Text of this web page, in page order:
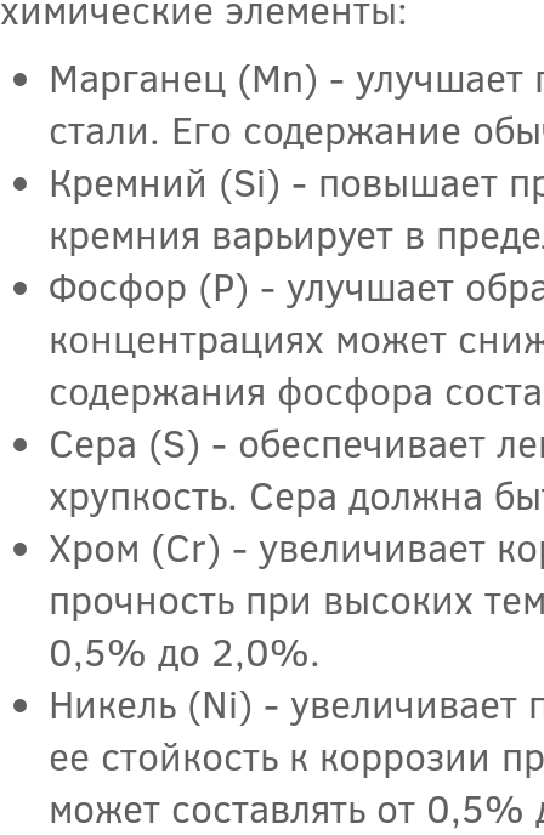
Марганец (Mn) - улучшает
стали. Его содержание
Кремний (Si) - повышает
кремния варьирует в
Фосфор (P) - улучшает
концентрациях может
содержания фосфора
Сера (S) - обеспечивает
хрупкость. Сера должна
Хром (Cr) - увеличивает
прочность при высоких
0,5% до 2,0%.
Никель (Ni) - увеличивает
ее стойкость к коррозии
может составлять от